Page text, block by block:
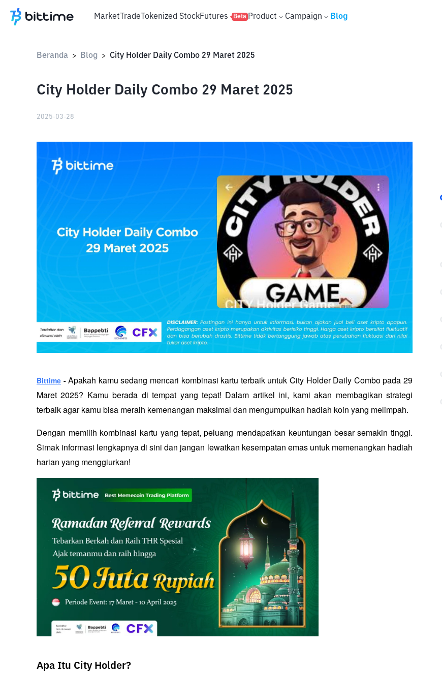
MarketTradeTokenized StockFutures Beta Product Campaign Blog
Beranda > Blog > City Holder Daily Combo 29 Maret 2025
City Holder Daily Combo 29 Maret 2025
2025-03-28
Bittime - Apakah kamu sedang mencari kombinasi kartu terbaik untuk City Holder Daily Combo pada 29
Maret 2025? Kamu berada di tempat yang tepat! Dalam artikel ini, kami akan membagikan strategi
terbaik agar kamu bisa meraih kemenangan maksimal dan mengumpulkan hadiah koin yang melimpah.
Dengan memilih kombinasi kartu yang tepat, peluang mendapatkan keuntungan besar semakin tinggi.
Simak informasi lengkapnya di sini dan jangan lewatkan kesempatan emas untuk memenangkan hadiah
harian yang menggiurkan!
Apa Itu City Holder?